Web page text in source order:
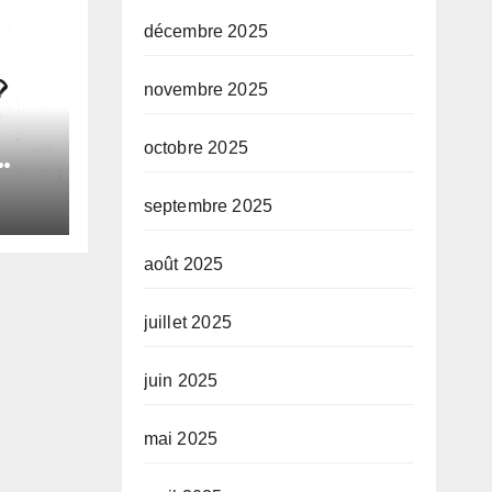
décembre 2025
novembre 2025
octobre 2025
septembre 2025
août 2025
juillet 2025
juin 2025
mai 2025